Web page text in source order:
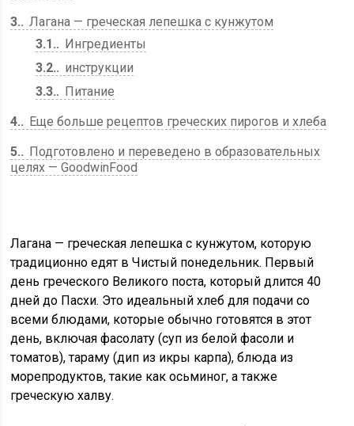
3.
Лагана — греческая лепешка с кунжутом
3.1.
Ингредиенты
3.2.
инструкции
3.3.
Питание
4.
Еще больше рецептов греческих пирогов и хлеба
5.
Подготовлено и переведено в образовательных
целях — GoodwinFood
Лагана — греческая лепешка с кунжутом, которую
традиционно едят в Чистый понедельник. Первый
день греческого Великого поста, который длится 40
дней до Пасхи. Это идеальный хлеб для подачи со
всеми блюдами, которые обычно готовятся в этот
день, включая фасолату (суп из белой фасоли и
томатов), тараму (дип из икры карпа), блюда из
морепродуктов, такие как осьминог, а также
греческую халву.